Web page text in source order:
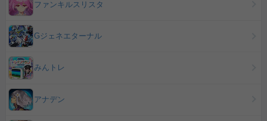
ファンキルスリスタ
Gジェネエターナル
みんトレ
アナデン